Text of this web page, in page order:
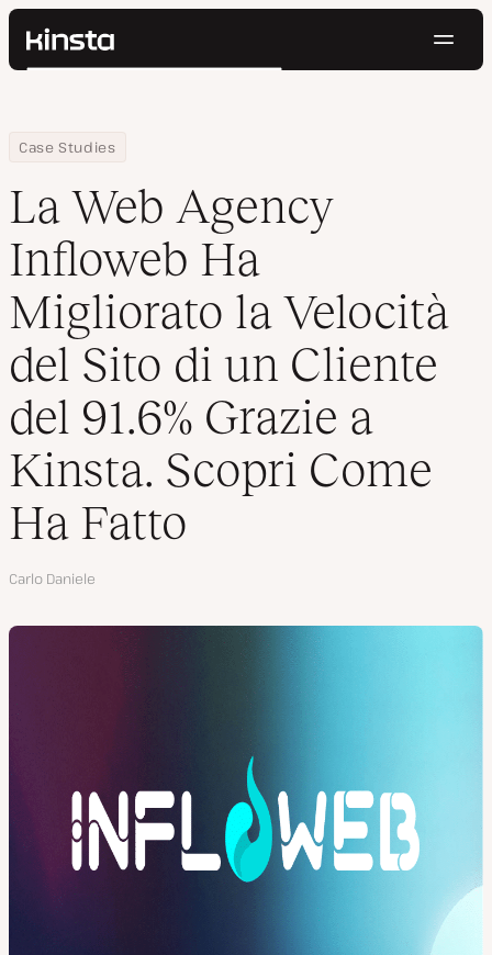
Kinsta®
Prezzi
Contatti
Cerca
Home
Azienda
Case Studies
La Web Agency Infloweb Ha Migliorato la Velocità del Sito di un
La Web Agency
Infloweb Ha
Migliorato la Velocità
del Sito di un Cliente
del 91.6% Grazie a
Kinsta. Scopri Come
Ha Fatto
Autore
Carlo Daniele